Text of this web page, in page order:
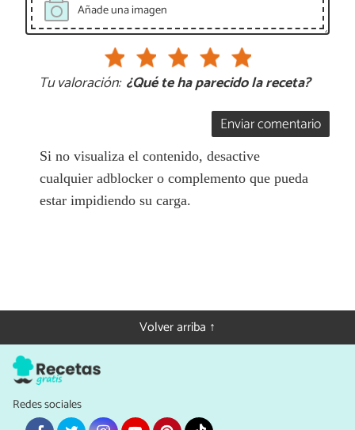
Añade una imagen
Tu valoración: ¿Qué te ha parecido la receta?
Enviar comentario
Si no visualiza el contenido, desactive
cualquier adblocker o complemento que pueda
estar impidiendo su carga.
Volver arriba ↑
Redes sociales